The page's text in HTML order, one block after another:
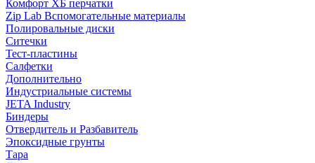
Комфорт ХБ перчатки
Zip Lab Вспомогательные материалы
Полировальные диски
Ситечки
Тест-пластины
Салфетки
Дополнительно
Индустриальные системы
JETA Industry
Биндеры
Отвердитель и Разбавитель
Эпоксидные грунты
Тара